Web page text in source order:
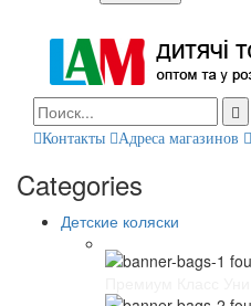
Контакты Адреса магазинов
Categories
Детские коляски